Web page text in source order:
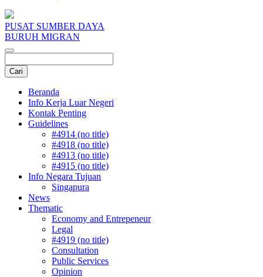
PUSAT SUMBER DAYA
BURUH MIGRAN
Beranda
Info Kerja Luar Negeri
Kontak Penting
Guidelines
#4914 (no title)
#4918 (no title)
#4913 (no title)
#4915 (no title)
Info Negara Tujuan
Singapura
News
Thematic
Economy and Entrepeneur
Legal
#4919 (no title)
Consultation
Public Services
Opinion